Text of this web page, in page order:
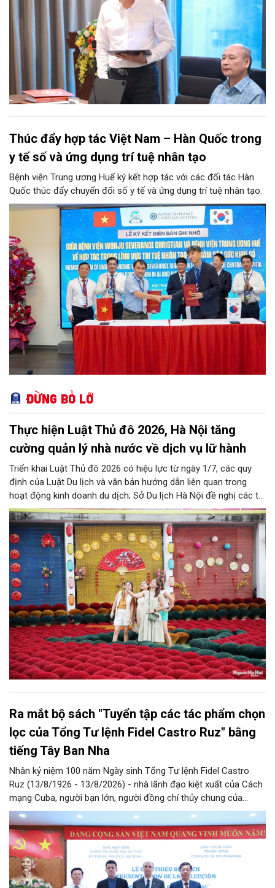
Thúc đẩy hợp tác Việt Nam – Hàn Quốc trong
y tế số và ứng dụng trí tuệ nhân tạo
Bệnh viện Trung ương Huế ký kết hợp tác với các đối tác Hàn
Quốc thúc đẩy chuyển đổi số y tế và ứng dụng trí tuệ nhân tạo.
Đừng bỏ lỡ
Thực hiện Luật Thủ đô 2026, Hà Nội tăng
cường quản lý nhà nước về dịch vụ lữ hành
Triển khai Luật Thủ đô 2026 có hiệu lực từ ngày 1/7, các quy
định của Luật Du lịch và văn bản hướng dẫn liên quan trong
hoạt động kinh doanh du dịch; Sở Du lịch Hà Nội đề nghị các tổ
chức, đơn vị, doanh nghiệp kinh doanh dịch vụ lữ hành trên địa
bàn thành phố thực hiện một số nội dung quan trọng. Qua đó
góp phần thực hiện thắng lợi các mục tiêu phát triển du lịch Hà
Nội năm 2026 và giai đoạn tiếp theo.
Ra mắt bộ sách "Tuyển tập các tác phẩm chọn
lọc của Tổng Tư lệnh Fidel Castro Ruz" bằng
tiếng Tây Ban Nha
Nhân kỷ niệm 100 năm Ngày sinh Tổng Tư lệnh Fidel Castro
Ruz (13/8/1926 - 13/8/2026) - nhà lãnh đạo kiệt xuất của Cách
mạng Cuba, người bạn lớn, người đồng chí thủy chung của
Đảng, Nhà nước và nhân dân Việt Nam, chiều 5/8, tại Hà Nội,
Nhà xuất bản Chính trị quốc gia Sự thật phối hợp với Ban Tuyên
giáo Trung ương tổ chức Lễ giới thiệu bộ sách “Tuyển tập các
tác phẩm chọn lọc của Tổng Tư lệnh Fidel Castro Ruz” gồm 24
tập bằng tiếng Tây Ban Nha.